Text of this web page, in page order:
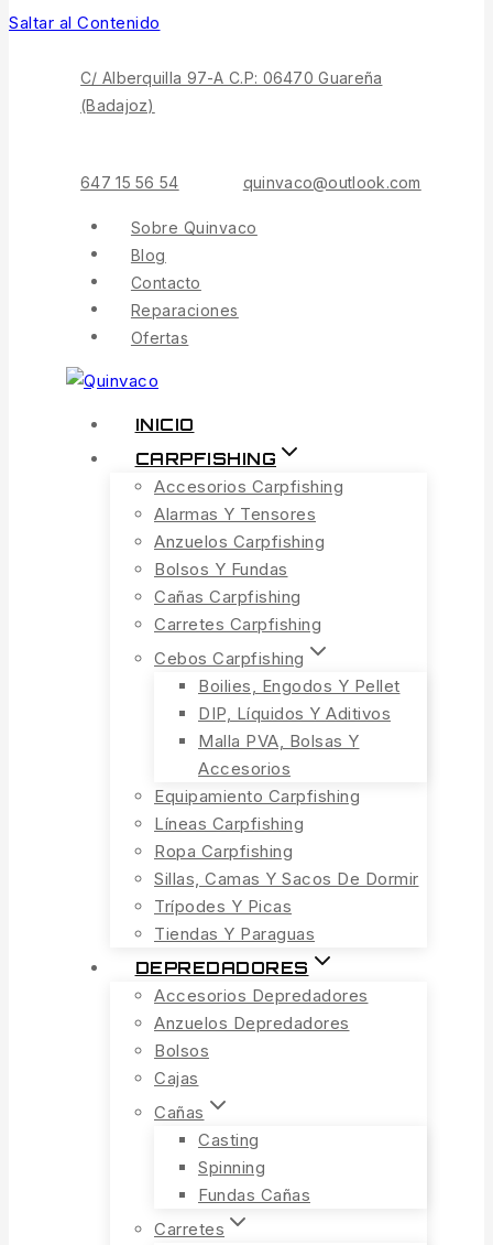
Saltar al Contenido
C/ Alberquilla 97-A C.P: 06470 Guareña
(Badajoz)
647 15 56 54 quinvaco@outlook.com
Sobre Quinvaco
Blog
Contacto
Reparaciones
Ofertas
INICIO
CARPFISHING
Accesorios Carpfishing
Alarmas Y Tensores
Anzuelos Carpfishing
Bolsos Y Fundas
Cañas Carpfishing
Carretes Carpfishing
Cebos Carpfishing
Boilies, Engodos Y Pellet
DIP, Líquidos Y Aditivos
Malla PVA, Bolsas Y
Accesorios
Equipamiento Carpfishing
Líneas Carpfishing
Ropa Carpfishing
Sillas, Camas Y Sacos De Dormir
Trípodes Y Picas
Tiendas Y Paraguas
DEPREDADORES
Accesorios Depredadores
Anzuelos Depredadores
Bolsos
Cajas
Cañas
Casting
Spinning
Fundas Cañas
Carretes